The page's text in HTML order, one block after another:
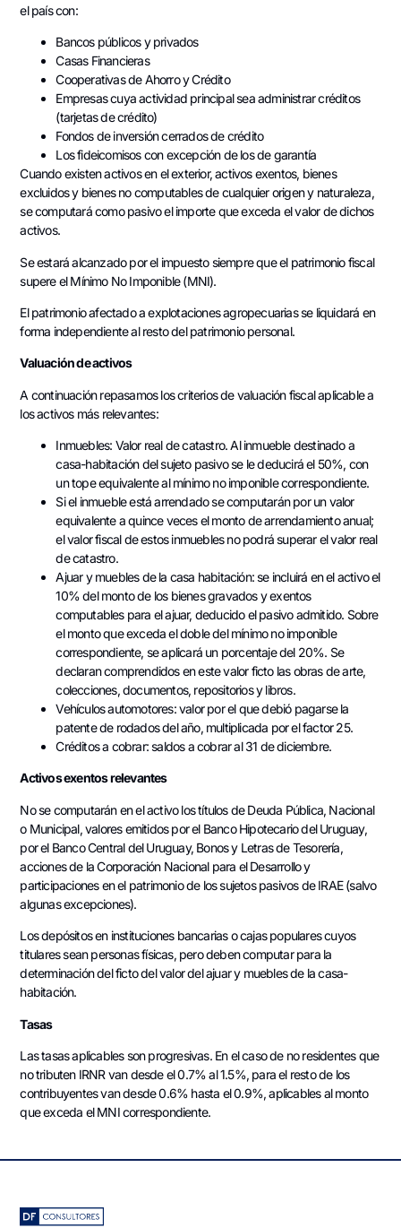
el país con:
Bancos públicos y privados
Casas Financieras
Cooperativas de Ahorro y Crédito
Empresas cuya actividad principal sea administrar créditos
(tarjetas de crédito)
Fondos de inversión cerrados de crédito
Los fideicomisos con excepción de los de garantía
Cuando existen activos en el exterior, activos exentos, bienes
excluidos y bienes no computables de cualquier origen y naturaleza,
se computará como pasivo el importe que exceda el valor de dichos
activos.
Se estará alcanzado por el impuesto siempre que el patrimonio fiscal
supere el Mínimo No Imponible (MNI).
El patrimonio afectado a explotaciones agropecuarias se liquidará en
forma independiente al resto del patrimonio personal.
Valuación de activos
A continuación repasamos los criterios de valuación fiscal aplicable a
los activos más relevantes:
Inmuebles: Valor real de catastro. Al inmueble destinado a
casa-habitación del sujeto pasivo se le deducirá el 50%, con
un tope equivalente al mínimo no imponible correspondiente.
Si el inmueble está arrendado se computarán por un valor
equivalente a quince veces el monto de arrendamiento anual;
el valor fiscal de estos inmuebles no podrá superar el valor real
de catastro.
Ajuar y muebles de la casa habitación: se incluirá en el activo el
10% del monto de los bienes gravados y exentos
computables para el ajuar, deducido el pasivo admitido. Sobre
el monto que exceda el doble del mínimo no imponible
correspondiente, se aplicará un porcentaje del 20%. Se
declaran comprendidos en este valor ficto las obras de arte,
colecciones, documentos, repositorios y libros.
Vehículos automotores: valor por el que debió pagarse la
patente de rodados del año, multiplicada por el factor 25.
Créditos a cobrar: saldos a cobrar al 31 de diciembre.
Activos exentos relevantes
No se computarán en el activo los títulos de Deuda Pública, Nacional
o Municipal, valores emitidos por el Banco Hipotecario del Uruguay,
por el Banco Central del Uruguay, Bonos y Letras de Tesorería,
acciones de la Corporación Nacional para el Desarrollo y
participaciones en el patrimonio de los sujetos pasivos de IRAE (salvo
algunas excepciones).
Los depósitos en instituciones bancarias o cajas populares cuyos
titulares sean personas físicas, pero deben computar para la
determinación del ficto del valor del ajuar y muebles de la casa-
habitación.
Tasas
Las tasas aplicables son progresivas. En el caso de no residentes que
no tributen IRNR van desde el 0.7% al 1.5%, para el resto de los
contribuyentes van desde 0.6% hasta el 0.9%, aplicables al monto
que exceda el MNI correspondiente.